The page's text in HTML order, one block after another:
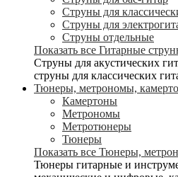
Струны для
Струны для
Струны отдельные
Показать все Гитарные
Струны для акустических
струны для классических
Тюнеры, метрономы,
Камертоны
Метрономы
Метротюнеры
Тюнеры
Показать все Тюнеры,
Тюнеры гитарные и